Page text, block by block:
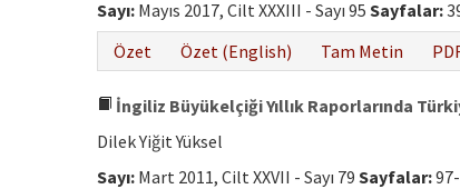
Sayı: Mayıs 2017, Cilt XXXIII - Sayı 95 Sayfalar:
Özet
Özet (English) Tam Metin
İngiliz Büyükelçiği Yıllık Raporlarında
Dilek Yiğit Yüksel
Sayı: Mart 2011, Cilt XXVII - Sayı 79 Sayfalar: